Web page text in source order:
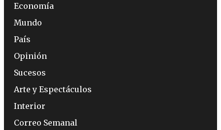
Economía
Mundo
País
Opinión
Sucesos
Arte y Espectáculos
Interior
Correo Semanal